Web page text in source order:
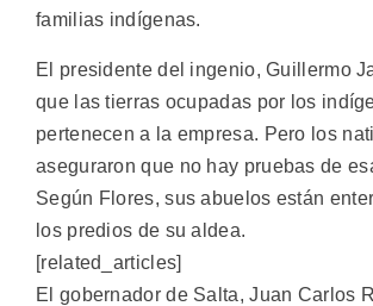
familias indígenas.
El presidente del ingenio, Guillermo
que las tierras ocupadas por los
pertenecen a la empresa. Pero los
aseguraron que no hay pruebas de
Según Flores, sus abuelos están
los predios de su aldea.
[related_articles]
El gobernador de Salta, Juan Carlos